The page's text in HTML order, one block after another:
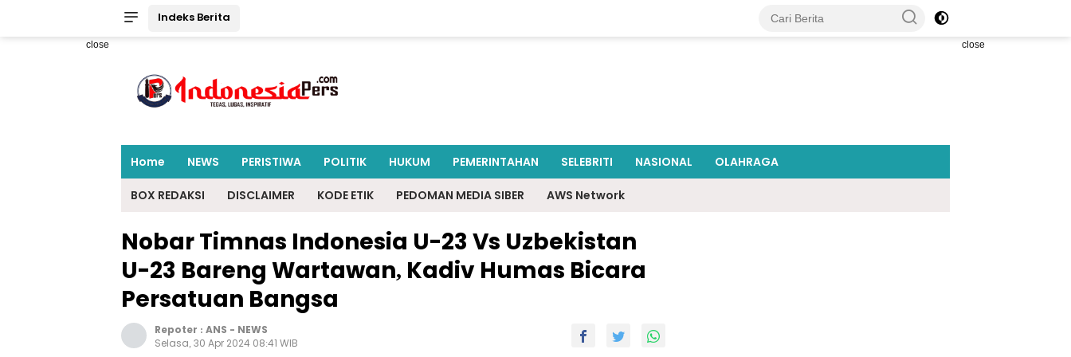
Indeks Berita
close close
Home NEWS PERISTIWA POLITIK HUKUM PEMERINTAHAN SELEBRITI NASIONAL OLAHRAGA
BOX REDAKSI DISCLAIMER KODE ETIK PEDOMAN MEDIA SIBER AWS Network
Nobar Timnas Indonesia U-23 Vs Uzbekistan
U-23 Bareng Wartawan, Kadiv Humas Bicara
Persatuan Bangsa
Repoter : ANS - NEWS
Selasa, 30 Apr 2024 08:41 WIB